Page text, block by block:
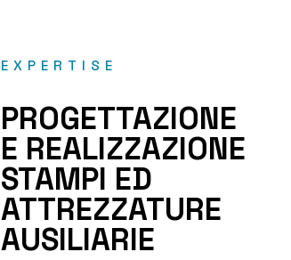
EXPERTISE
PROGETTAZIONE
E REALIZZAZIONE
STAMPI ED
ATTREZZATURE
AUSILIARIE